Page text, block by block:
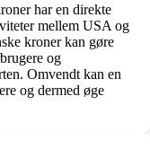
har en direkte
mellem USA og
kroner kan gøre
og
Omvendt kan en
og dermed øge